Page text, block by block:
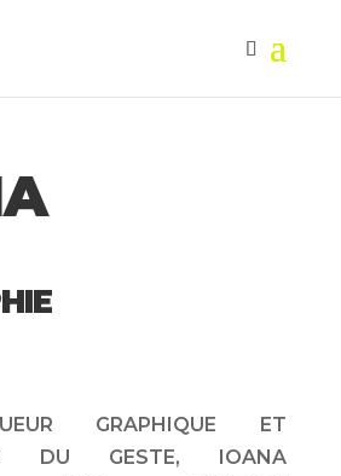
GRAPHIQUE ET
DU GESTE, IOANA